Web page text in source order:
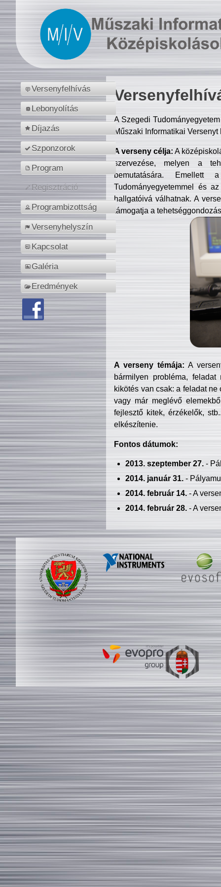
Versenyfelhívás
Lebonyolítás
Díjazás
Szponzorok
Program
Regisztráció
Programbizottság
Versenyhelyszín
Kapcsolat
Galéria
Eredmények
A Szegedi
Műszaki Informatikai
A verseny célja: A
szervezése, melyen a
bemutatására. Emellett
Tudományegyetemmel és
hallgatóivá válhatnak. A
támogatja a
A verseny témája: A
bármilyen probléma, feladat
kikötés van csak: a feladat
vagy már meglévő
fejlesztő kitek, érzékelők,
elkészítenie.
Fontos dátumok:
2013. szeptember 27.-
2014. január 31.-
2014. február 14.- A
2014. február 28.- A